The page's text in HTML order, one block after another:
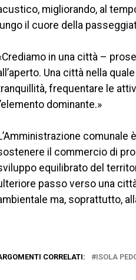
migliorando, al
lungo il cuore della
in una città –
Una città nella
frequentare le
l’elemento dominante.»
il commercio di
equilibrato del
passo verso una
ma, soprattutto,
CORRELATI: ISOLA